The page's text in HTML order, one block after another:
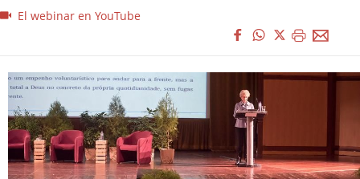
El webinar en YouTube